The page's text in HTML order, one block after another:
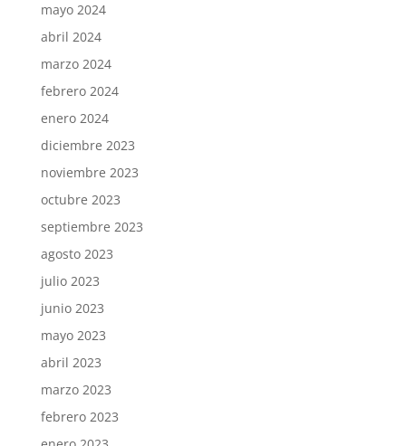
mayo 2024
abril 2024
marzo 2024
febrero 2024
enero 2024
diciembre 2023
noviembre 2023
octubre 2023
septiembre 2023
agosto 2023
julio 2023
junio 2023
mayo 2023
abril 2023
marzo 2023
febrero 2023